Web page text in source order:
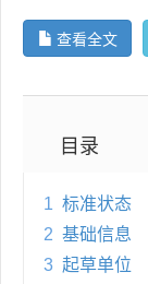
查看全文
目录
1 标准状态
2 基础信息
3 起草单位